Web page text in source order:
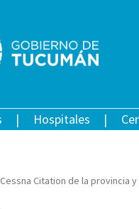
Hospitales
Citation de la provincia